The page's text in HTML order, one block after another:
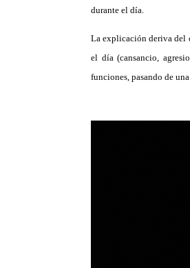
durante el día.
La explicación deriva del
el día (cansancio,
funciones, pasando de